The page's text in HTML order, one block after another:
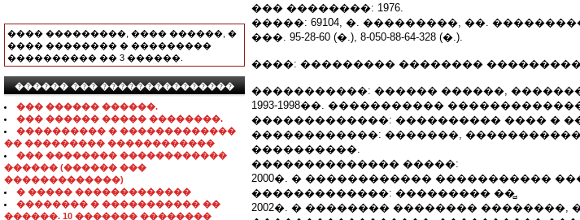
���� ���������, ���� ������, �
���� �������� � ���������
���������� �� 3 ������.
������ ��� ���������������
��� ������ ������.
��� ������ ����� ��������.
���������� � �������������
�� ��������� ������������
��� �������� ������������
������ (������ ���
�������������)
� ����� �������������
�������� � ����������� ��
������. 10 ������� ��������
��� ��������: 1976.
�����: 69104, �. ���������, ��.
���. 95-28-60 (�.), 8-050-88-64-328 (�.).
����: ��������� ��������
�����������: ������ ������,
1993-1998��. �����������
�������������: ���������� ���� �
������������: �������,
����������.
�������������� �����:
2000�. � ������������ �����������
�������������: ��������� ��̻.
2002�. � �������� �������� ��������,